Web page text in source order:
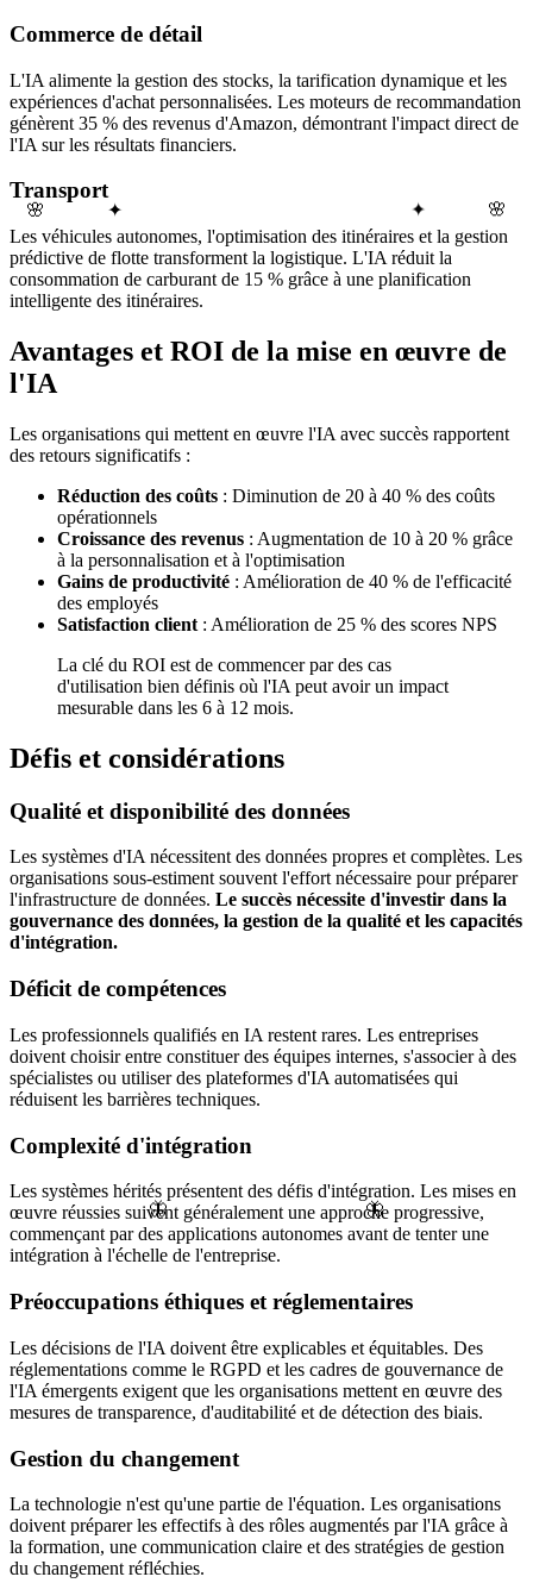
🌸 ✦
🦋
🌸
✦
🦋
Commerce de détail
L'IA alimente la gestion des stocks, la tarification dynamique et les
expériences d'achat personnalisées. Les moteurs de recommandation
génèrent 35 % des revenus d'Amazon, démontrant l'impact direct de
l'IA sur les résultats financiers.
Transport
Les véhicules autonomes, l'optimisation des itinéraires et la gestion
prédictive de flotte transforment la logistique. L'IA réduit la
consommation de carburant de 15 % grâce à une planification
intelligente des itinéraires.
Avantages et ROI de la mise en œuvre de
l'IA
Les organisations qui mettent en œuvre l'IA avec succès rapportent
des retours significatifs :
Réduction des coûts : Diminution de 20 à 40 % des coûts
opérationnels
Croissance des revenus : Augmentation de 10 à 20 % grâce
à la personnalisation et à l'optimisation
Gains de productivité : Amélioration de 40 % de l'efficacité
des employés
Satisfaction client : Amélioration de 25 % des scores NPS
La clé du ROI est de commencer par des cas
d'utilisation bien définis où l'IA peut avoir un impact
mesurable dans les 6 à 12 mois.
Défis et considérations
Qualité et disponibilité des données
Les systèmes d'IA nécessitent des données propres et complètes. Les
organisations sous-estiment souvent l'effort nécessaire pour préparer
l'infrastructure de données. Le succès nécessite d'investir dans la
gouvernance des données, la gestion de la qualité et les capacités
d'intégration.
Déficit de compétences
Les professionnels qualifiés en IA restent rares. Les entreprises
doivent choisir entre constituer des équipes internes, s'associer à des
spécialistes ou utiliser des plateformes d'IA automatisées qui
réduisent les barrières techniques.
Complexité d'intégration
Les systèmes hérités présentent des défis d'intégration. Les mises en
œuvre réussies suivent généralement une approche progressive,
commençant par des applications autonomes avant de tenter une
intégration à l'échelle de l'entreprise.
Préoccupations éthiques et réglementaires
Les décisions de l'IA doivent être explicables et équitables. Des
réglementations comme le RGPD et les cadres de gouvernance de
l'IA émergents exigent que les organisations mettent en œuvre des
mesures de transparence, d'auditabilité et de détection des biais.
Gestion du changement
La technologie n'est qu'une partie de l'équation. Les organisations
doivent préparer les effectifs à des rôles augmentés par l'IA grâce à
la formation, une communication claire et des stratégies de gestion
du changement réfléchies.